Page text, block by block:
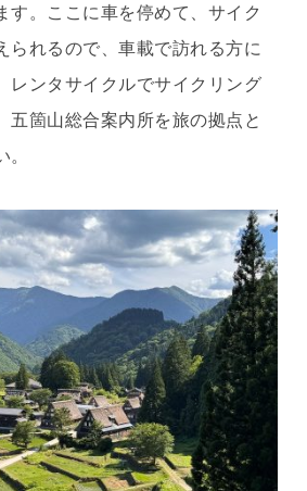
す。ここに車を停めて、サイク
られるので、車載で訪れる方に
レンタサイクルでサイクリング
五箇山総合案内所を旅の拠点と
。